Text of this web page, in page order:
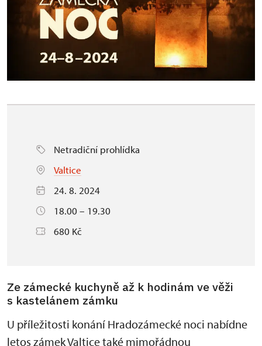
Netradiční prohlídka
Valtice
24. 8. 2024
18.00 – 19.30
680 Kč
Ze zámecké kuchyně až k hodinám ve věži
s kastelánem zámku
U příležitosti konání Hradozámecké noci nabídne
letos zámek Valtice také mimořádnou